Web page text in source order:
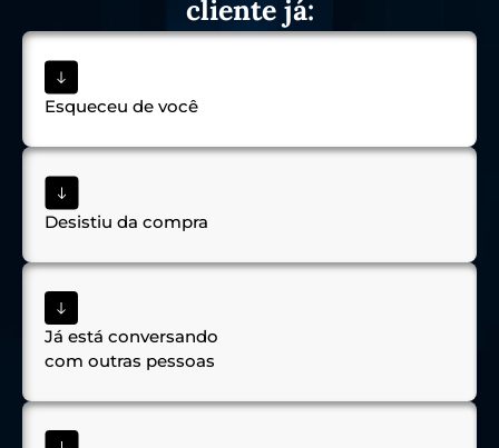
cliente já:
Esqueceu de você
Desistiu da compra
Já está conversando
com outras pessoas